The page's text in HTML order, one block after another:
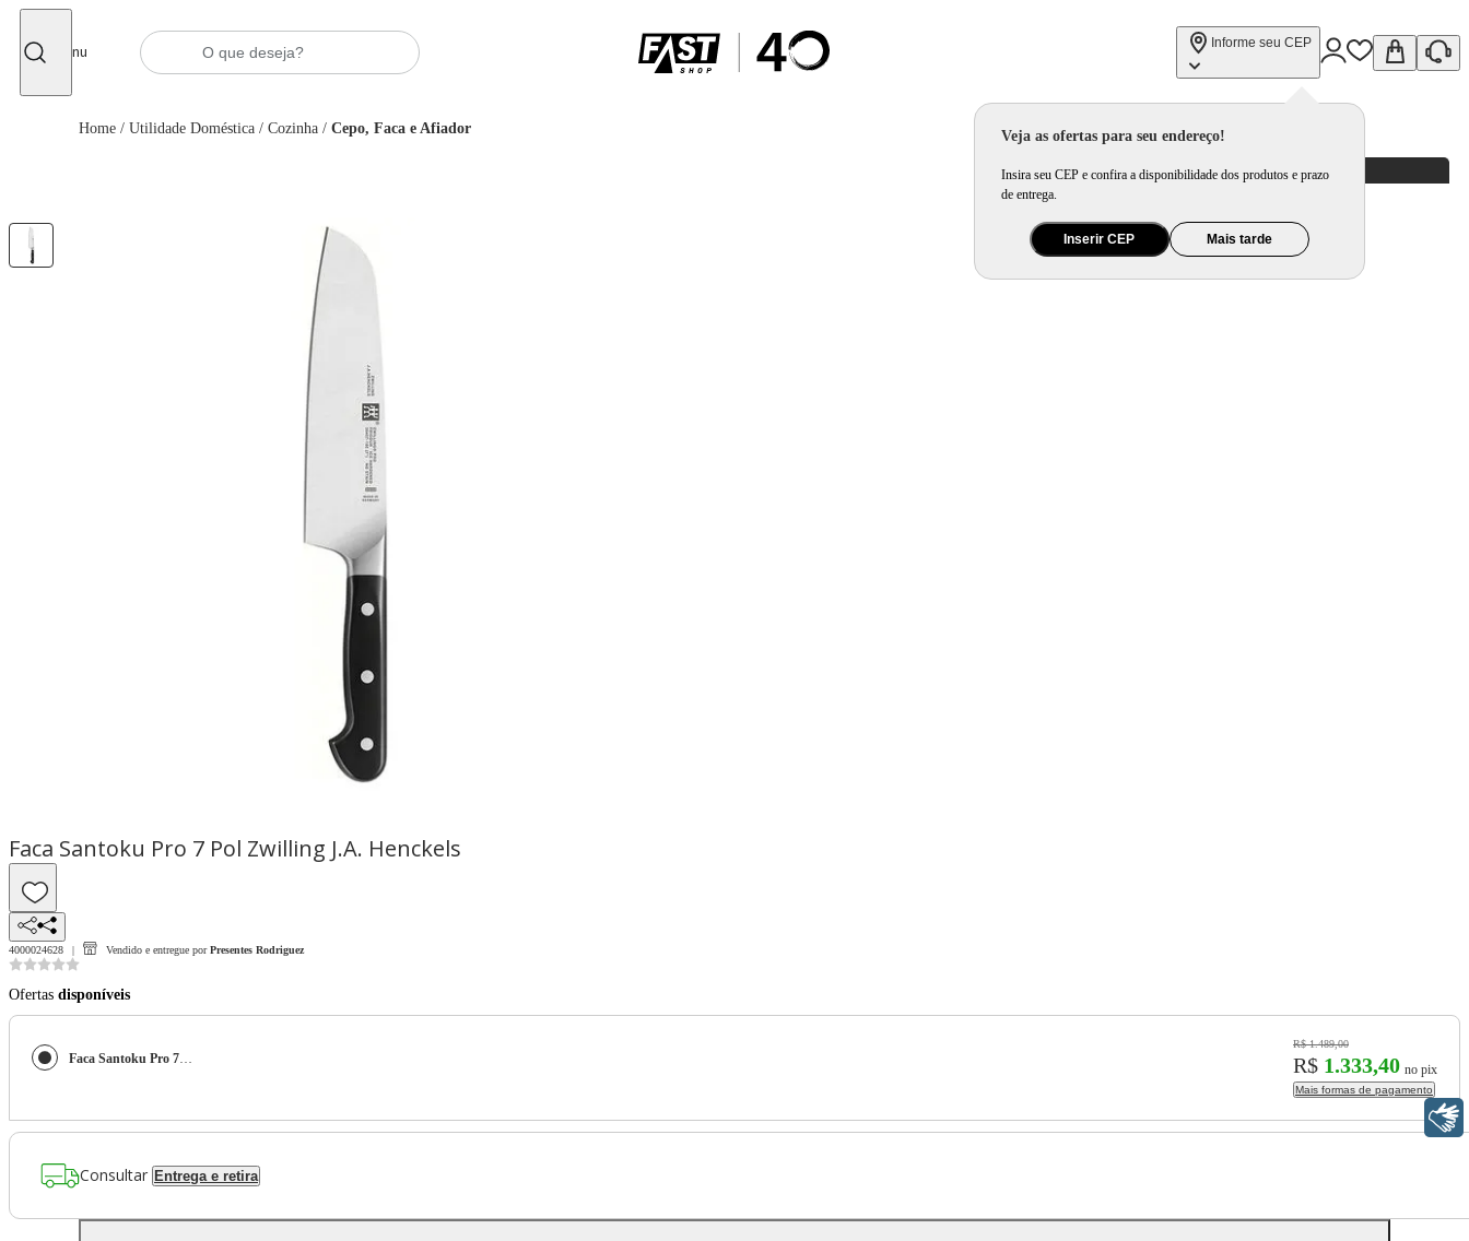
Menu
Informe seu CEP
Veja as ofertas para seu endereço!
Insira seu CEP e confira a disponibilidade dos produtos e prazo
de entrega.
Inserir CEP Mais tarde
Home / Utilidade Doméstica / Cozinha / Cepo, Faca e Afiador
Faca Santoku Pro 7 Pol Zwilling J.A. Henckels
4000024628 Vendido e entregue por Presentes Rodriguez
Ofertas disponíveis
Faca Santoku Pro 7 Pol Zwilling J.A. Henckels
R$ 1.489,00
R$ 1.333,40 no pix
Mais formas de pagamento
Consultar Entrega e retira
Libras